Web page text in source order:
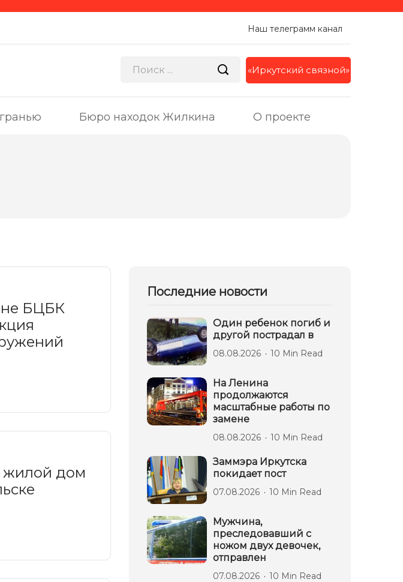
Наш телеграмм канал
«Иркутский связной»
Бюро находок Жилкина О проекте
БЦБК
жилой дом
Последние новости
Один ребенок погиб и
другой пострадал в
08.08.2026 10 Min Read
На Ленина
продолжаются
масштабные работы по
замене
08.08.2026 10 Min Read
Заммэра Иркутска
покидает пост
07.08.2026 10 Min Read
Мужчина,
преследовавший с
ножом двух девочек,
отправлен
07.08.2026 10 Min Read